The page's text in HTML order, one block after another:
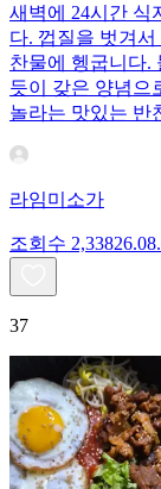
새벽에 24시간 식
다. 껍질을 벗겨
찬물에 헹굽니다.
듯이 갖은 양념으
놀라는 맛있는 반
라임미소가
조회수 2,338
37